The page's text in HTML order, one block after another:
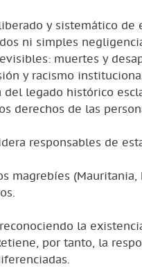
y sistemático de
ni simples
muertes y
y racismo
del legado histórico
derechos de las
responsables de
magrebíes
la
por tanto, la